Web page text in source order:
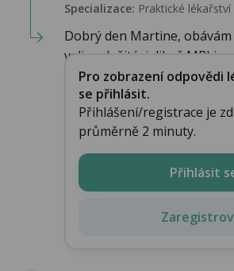
Specializace: Praktické
Dobrý den Martine,
velice složité, jelikož MRI je
Pro zobrazení odpovědi
se přihlásit.
Přihlášení/registrace je
průměrně 2 minuty.
Přihlásit